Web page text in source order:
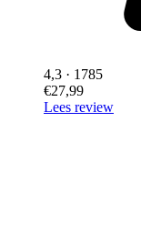
4,3 · 1785
€27,99
Lees review